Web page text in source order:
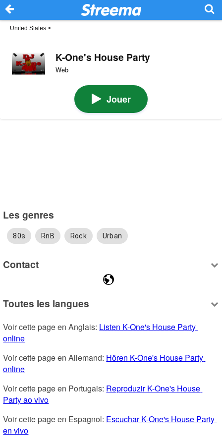
United States >
K-One's House Party
Web
Jouer
Les genres
80s RnB Rock Urban
Contact
Toutes les langues
Voir cette page en Anglais: Listen K-One's House Party
online
Voir cette page en Allemand: Hören K-One's House Party
online
Voir cette page en Portugais: Reproduzir K-One's House
Party ao vivo
Voir cette page en Espagnol: Escuchar K-One's House Party
en vivo